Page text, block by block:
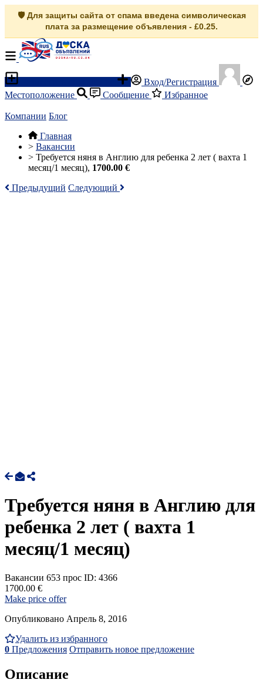
🛡️ Для защиты сайта от спама введена символическая
плата за размещение объявления - £0.25.
Вход/Регистрация
Местоположение
Сообщение Избранное
Компании Блог
Главная
> Вакансии
> Требуется няня в Англию для ребенка 2 лет ( вахтa 1
месяц/1 месяц), 1700.00 €
Предыдущий Следующий
Требуется няня в Англию для
ребенка 2 лет ( вахтa 1
месяц/1 месяц)
Вакансии 653 прос ID: 4366
1700.00 €
Make price offer
Опубликовано Апрель 8, 2016
Удалить из избранного
0 Предложения Отправить новое предложение
Описание